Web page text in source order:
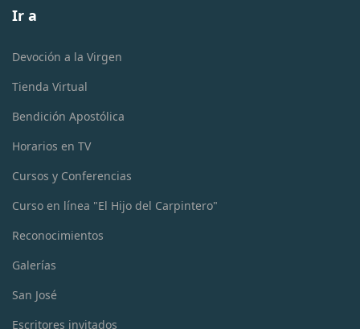
Ir a
Devoción a la Virgen
Tienda Virtual
Bendición Apostólica
Horarios en TV
Cursos y Conferencias
Curso en línea "El Hijo del Carpintero"
Reconocimientos
Galerías
San José
Escritores invitados